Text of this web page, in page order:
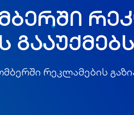
გააუქმებს
რეკლამების